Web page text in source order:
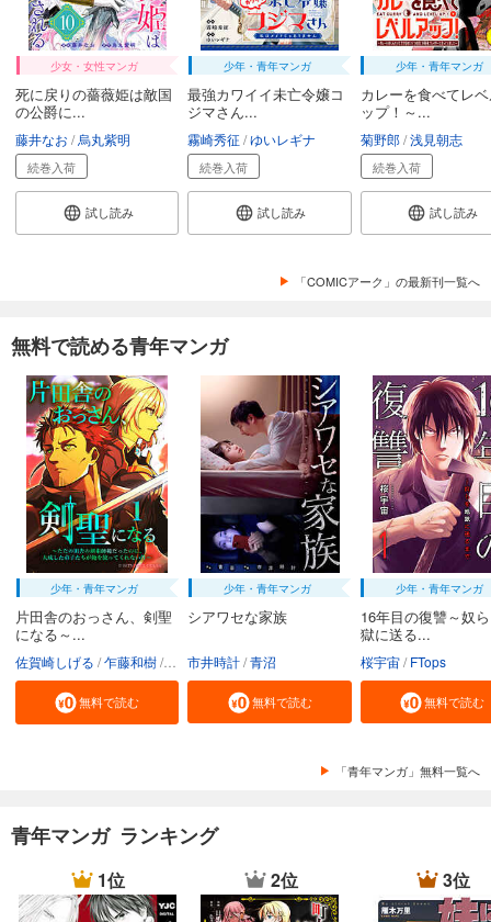
貸した魔力は【リボ払い】で強制徴収～用済みとパーティー追放された俺は、可愛いサポート妖精と一緒に取り立てた魔力を運用して最強を目指す。～（単話版）第35話
165
試し読み
あらすじを表示する
貸した魔力は【リボ払い】で強制徴収～用済みとパーティー追放された俺は、可愛いサポート妖精と一緒に取り立てた魔力を運用して最強を目指す。～（単話版）第36話
カート
試し読み
132円 (税込)
カート
試し読み
あらすじを表示する
貸した魔力は【リボ払い】で強制徴収～用済みとパーティー追放された俺は、可愛いサポート妖精と一緒に取り立てた魔力を運用して最強を目指す。～（単話版）第38話
132円 (税込)
カート
試し読み
あらすじを表示する
132
カート
試し読み
続巻入荷
カート
少女・女性マンガ
死に戻りの薔薇姫は敵国
の公爵に...
藤井なお 烏丸紫明
続巻入荷
試し読み
少年・青年マンガ
最強カワイイ未亡令嬢コ
ジマさん...
霧崎秀征 ゆいレギナ
続巻入荷
試し読み
少年・青年マンガ
カレーを食べてレ
ップ！～...
菊野郎 浅見朝志
続巻入荷
試し読み
「COMICアーク」の最新刊一覧へ
無料で読める青年マンガ
少年・青年マンガ
片田舎のおっさん、剣聖
になる～...
佐賀崎しげる 乍藤和樹 鍋島テツヒロ
無料で読む
少年・青年マンガ
シアワセな家族
市井時計 青沼
無料で読む
少年・青年マンガ
16年目の復讐～奴
獄に送る...
桜宇宙 FTops
無料で読む
「青年マンガ」無料一覧へ
青年マンガ ランキング
1位 2位 3位